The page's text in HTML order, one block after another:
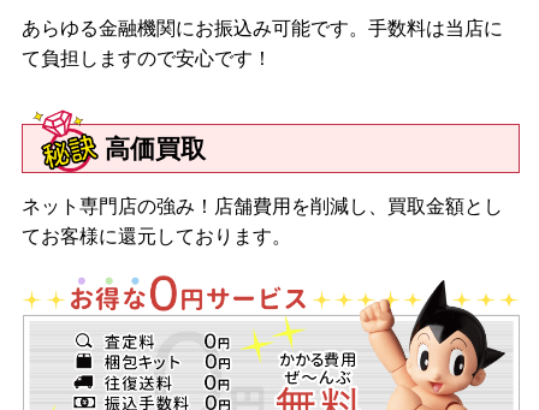
あらゆる金融機関にお振込み可能です。手数料は当店に
て負担しますので安心です！
高価買取
ネット専門店の強み！店舗費用を削減し、買取金額とし
てお客様に還元しております。